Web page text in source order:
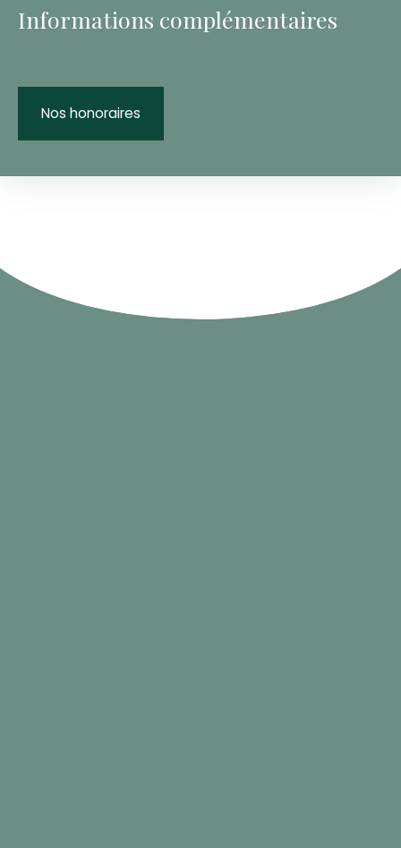
Informations complémentaires
Nos honoraires